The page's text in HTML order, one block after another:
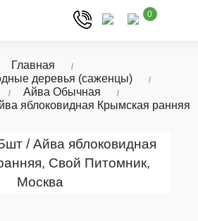
0
Главная
деревья (саженцы)
Айва Обычная
яблоковидная Крымская ранняя